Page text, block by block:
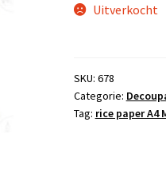
Uitverkocht
SKU: 678
Categorie:
Tag: rice paper A4